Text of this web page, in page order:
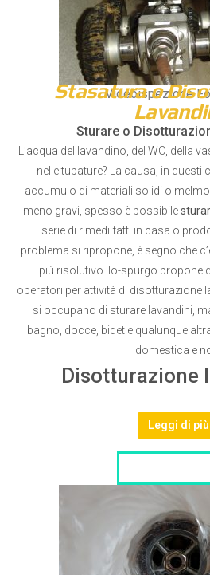
Videoispezione
Stasatura o
Sturare o
L’acqua del lavandino, del WC, della
nelle tubature? La causa, in questi
accumulo di materiali solidi o
meno gravi, spesso è possibile
serie di rimedi fatti in casa o
problema si ripropone, è segno che
più risolutivo. Io-spurgo propone
operatori per attività di disotturazione
si occupano di sturare lavandini,
bagno, docce, bidet e qualunque
domestica e
Disotturazione
Leggi di più